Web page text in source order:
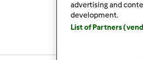
grazie a tutti e
advertising and
development.
List of Partners